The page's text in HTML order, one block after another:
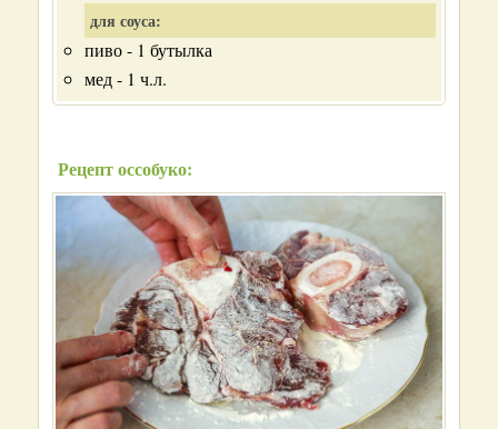
для соуса:
пиво - 1 бутылка
мед - 1 ч.л.
Рецепт оссобуко: